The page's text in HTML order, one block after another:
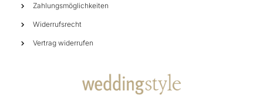
Zahlungsmöglichkeiten
Widerrufsrecht
Vertrag widerrufen